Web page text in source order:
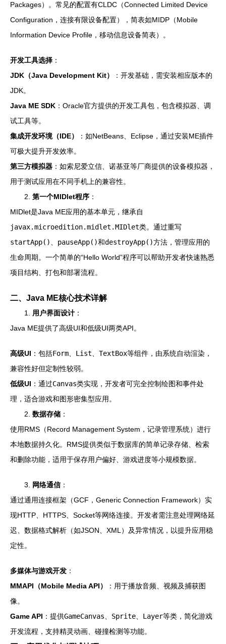
Packages）。常见的配置有CLDC（Connected Limited Device
Configuration，连接有限设备配置），简表如MIDP（Mobile
Information Device Profile，移动信息设备简表）。
开发工具选择 ：
JDK（Java Development Kit）
：开发基础，需安装相应版本的
JDK。
Java ME SDK ：Oracle官方提供的开发工具包，包含模拟器、调
试工具等。
集成开发环境（IDE）
：如NetBeans、Eclipse，通过安装ME插件
可极大提升开发效率。
第三方模拟器 ：如索尼爱立信、诺基亚等厂商提供的设备模拟器，
用于测试应用在不同手机上的兼容性。
2. 第一个MIDlet程序 ：
MIDlet是Java ME应用的基本单元，继承自
javax.microedition.midlet.MIDlet类。通过重写
startApp()
pauseApp()和destroyApp()方法，管理应用的
生命周期。一个简单的“Hello World”程序可以帮助开发者快速熟悉
项目结构、打包和部署流程。
二、Java ME核心技术详解
1. 用户界面设计 ：
Java ME提供了高级UI和低级UI两类API。
高级UI ：包括Form List TextBox等组件，由系统自动渲染，
兼容性好但定制性较弱。
低级UI ：通过Canvas类实现，开发者可完全控制绘图和事件处
理，适合游戏和图形密集型应用。
2. 数据存储 ：
使用RMS（Record Management System，记录管理系统）进行
本地数据持久化。RMS提供类似于数据库的简单记录存储、检索
和删除功能，适用于保存用户偏好、游戏进度等小规模数据。
3. 网络通信：
通过通用连接框架（GCF，Generic Connection Framework）实
现HTTP、HTTPS、Socket等网络连接。开发者需注意处理网络延
迟、数据格式解析（如JSON、XML）及异常情况，以提升应用稳
定性。
多媒体与游戏开发 ：
MMAPI（Mobile Media API）
：用于播放音频、视频及捕获图
像。
Game API ：提供GameCanvas Sprite Layer等类，简化游戏
开发流程，支持精灵动画、碰撞检测等功能。